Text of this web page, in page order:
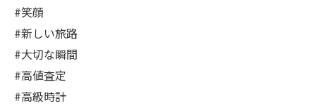
#笑顔
#新しい旅路
#大切な瞬間
#高値査定
#高級時計